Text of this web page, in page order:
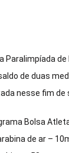
Paralimpíada
de duas
nesse fim de
Bolsa
de ar –